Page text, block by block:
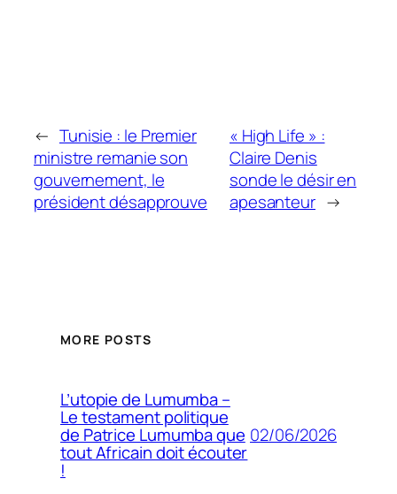
← Tunisie : le Premier
ministre remanie son
gouvernement, le
président désapprouve
« High Life » :
Claire Denis
sonde le désir en
apesanteur →
MORE POSTS
L’utopie de Lumumba –
Le testament politique
de Patrice Lumumba que
tout Africain doit écouter
!
02/06/2026